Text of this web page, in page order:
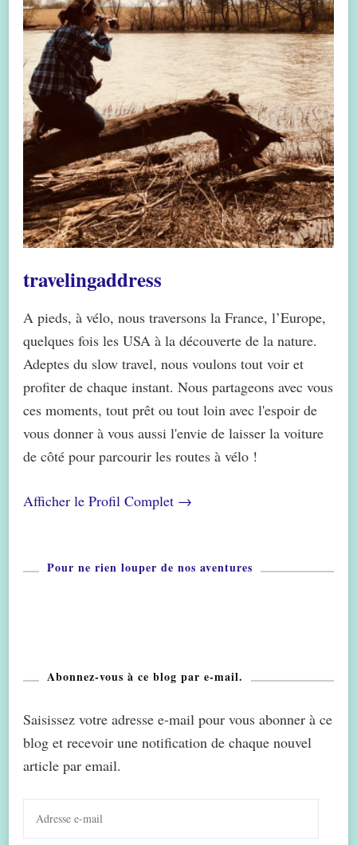
travelingaddress
A pieds, à vélo, nous traversons la France, l’Europe,
quelques fois les USA à la découverte de la nature.
Adeptes du slow travel, nous voulons tout voir et
profiter de chaque instant. Nous partageons avec vous
ces moments, tout prêt ou tout loin avec l'espoir de
vous donner à vous aussi l'envie de laisser la voiture
de côté pour parcourir les routes à vélo !
Afficher le Profil Complet →
Pour ne rien louper de nos aventures
Abonnez-vous à ce blog par e-mail.
Saisissez votre adresse e-mail pour vous abonner à ce
blog et recevoir une notification de chaque nouvel
article par email.